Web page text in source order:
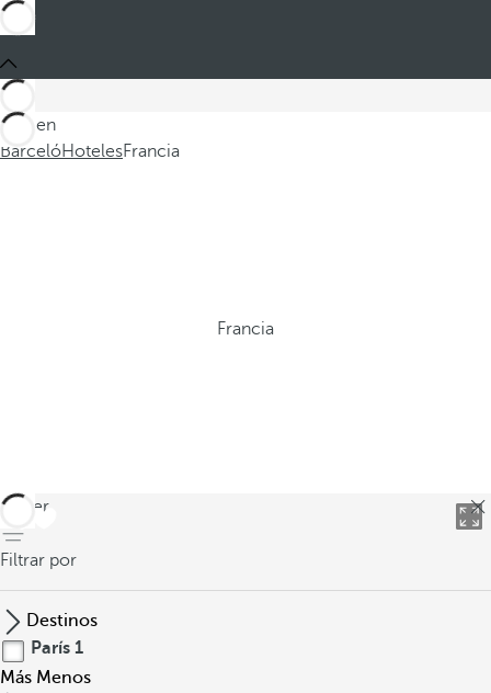
Está en
BarcelóHotelesFrancia
Francia
volver
Filtrar por
Destinos
París 1
Más Menos